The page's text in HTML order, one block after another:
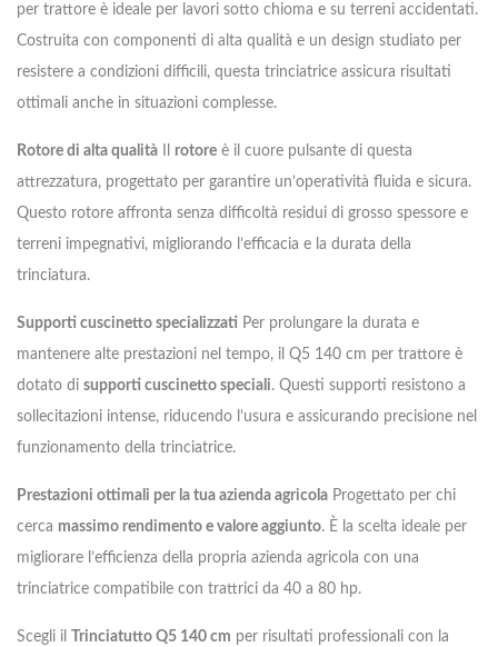
per trattore è ideale per lavori sotto chioma e su terreni accidentati.
Costruita con componenti di alta qualità e un design studiato per
resistere a condizioni difficili, questa trinciatrice assicura risultati
ottimali anche in situazioni complesse.
Rotore di alta qualità rotore è il cuore pulsante di questa
attrezzatura, progettato per garantire un’operatività fluida e sicura.
Questo rotore affronta senza difficoltà residui di grosso spessore e
terreni impegnativi, migliorando l’efficacia e la durata della
trinciatura.
Supporti cuscinetto specializzati Per prolungare la durata e
mantenere alte prestazioni nel tempo, il Q5 140 cm per trattore è
dotato di supporti cuscinetto speciali. Questi supporti resistono a
sollecitazioni intense, riducendo l’usura e assicurando precisione nel
funzionamento della trinciatrice.
Prestazioni ottimali per la tua azienda agricola Progettato per chi
cerca massimo rendimento e valore aggiunto. È la scelta ideale per
migliorare l’efficienza della propria azienda agricola con una
trinciatrice compatibile con trattrici da 40 a 80 hp.
Scegli il Trinciatutto Q5 140 cm per risultati professionali con la